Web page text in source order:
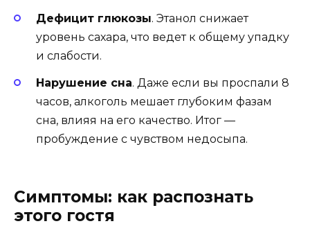
Дефицит глюкозы. Этанол снижает
уровень сахара, что ведет к общему упадку
и слабости.
Нарушение сна. Даже если вы проспали 8
часов, алкоголь мешает глубоким фазам
сна, влияя на его качество. Итог —
пробуждение с чувством недосыпа.
Симптомы: как распознать
этого гостя